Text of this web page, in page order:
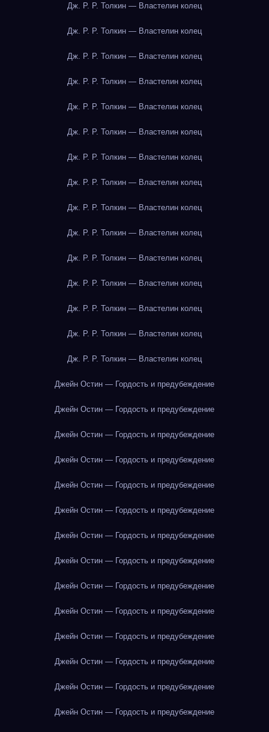
Дж. Р. Р. Толкин — Властелин колец
Дж. Р. Р. Толкин — Властелин колец
Дж. Р. Р. Толкин — Властелин колец
Дж. Р. Р. Толкин — Властелин колец
Дж. Р. Р. Толкин — Властелин колец
Дж. Р. Р. Толкин — Властелин колец
Дж. Р. Р. Толкин — Властелин колец
Дж. Р. Р. Толкин — Властелин колец
Дж. Р. Р. Толкин — Властелин колец
Дж. Р. Р. Толкин — Властелин колец
Дж. Р. Р. Толкин — Властелин колец
Дж. Р. Р. Толкин — Властелин колец
Дж. Р. Р. Толкин — Властелин колец
Дж. Р. Р. Толкин — Властелин колец
Дж. Р. Р. Толкин — Властелин колец
Джейн Остин — Гордость и предубеждение
Джейн Остин — Гордость и предубеждение
Джейн Остин — Гордость и предубеждение
Джейн Остин — Гордость и предубеждение
Джейн Остин — Гордость и предубеждение
Джейн Остин — Гордость и предубеждение
Джейн Остин — Гордость и предубеждение
Джейн Остин — Гордость и предубеждение
Джейн Остин — Гордость и предубеждение
Джейн Остин — Гордость и предубеждение
Джейн Остин — Гордость и предубеждение
Джейн Остин — Гордость и предубеждение
Джейн Остин — Гордость и предубеждение
Джейн Остин — Гордость и предубеждение